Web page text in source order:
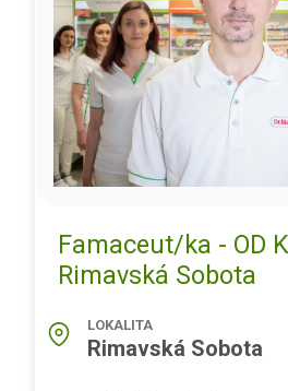
Famaceut/ka - OD
Rimavská Sobota
LOKALITA
Rimavská Sobota